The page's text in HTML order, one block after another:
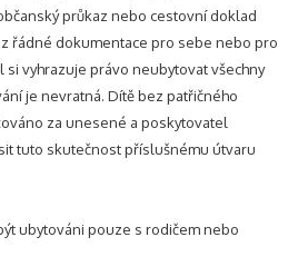
průkaz nebo cestovní doklad
řádné dokumentace pro sebe nebo pro
vyhrazuje právo neubytovat všechny
je nevratná. Dítě bez patřičného
za unesené a poskytovatel
tuto skutečnost příslušnému útvaru
ubytováni pouze s rodičem nebo